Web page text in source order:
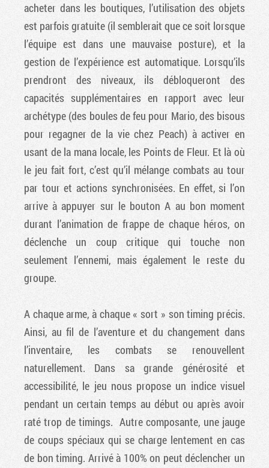
acheter dans les boutiques, l’utilisation des objets
est parfois gratuite (il semblerait que ce soit lorsque
l’équipe est dans une mauvaise posture), et la
gestion de l’expérience est automatique. Lorsqu’ils
prendront des niveaux, ils débloqueront des
capacités supplémentaires en rapport avec leur
archétype (des boules de feu pour Mario, des bisous
pour regagner de la vie chez Peach) à activer en
usant de la mana locale, les Points de Fleur. Et là où
le jeu fait fort, c’est qu’il mélange combats au tour
par tour et actions synchronisées. En effet, si l’on
arrive à appuyer sur le bouton A au bon moment
durant l’animation de frappe de chaque héros, on
déclenche un coup critique qui touche non
seulement l’ennemi, mais également le reste du
groupe.
A chaque arme, à chaque « sort » son timing précis.
Ainsi, au fil de l’aventure et du changement dans
l’inventaire, les combats se renouvellent
naturellement. Dans sa grande générosité et
accessibilité, le jeu nous propose un indice visuel
pendant un certain temps au début ou après avoir
raté trop de timings. Autre composante, une jauge
de coups spéciaux qui se charge lentement en cas
de bon timing. Arrivé à 100% on peut déclencher un